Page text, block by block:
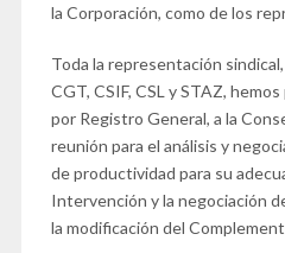
la Corporación, como de los
Toda la representación sindical,
CGT, CSIF, CSL y STAZ,
por Registro General, a la
reunión para el análisis y
de productividad para su
Intervención y la negociación
la modificación del